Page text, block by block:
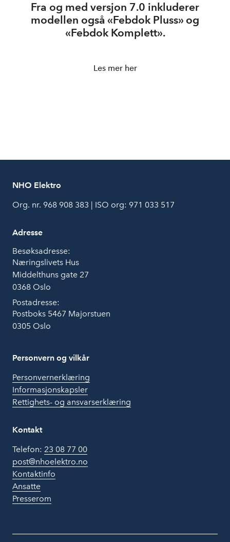
Fra og med versjon 7.0 inkluderer
modellen også «Febdok Pluss» og
«Febdok Komplett».
Les mer her
NHO Elektro
Org. nr. 968 908 383 | ISO org: 971 033 517
Adresse
Besøksadresse:
Næringslivets Hus
Middelthuns gate 27
0368 Oslo
Postadresse:
Postboks 5467 Majorstuen
0305 Oslo
Personvern og vilkår
Personvernerklæring
Informasjonskapsler
Rettighets- og ansvarserklæring
Kontakt
Telefon: 23 08 77 00
post@nhoelektro.no
Kontaktinfo
Ansatte
Presserom